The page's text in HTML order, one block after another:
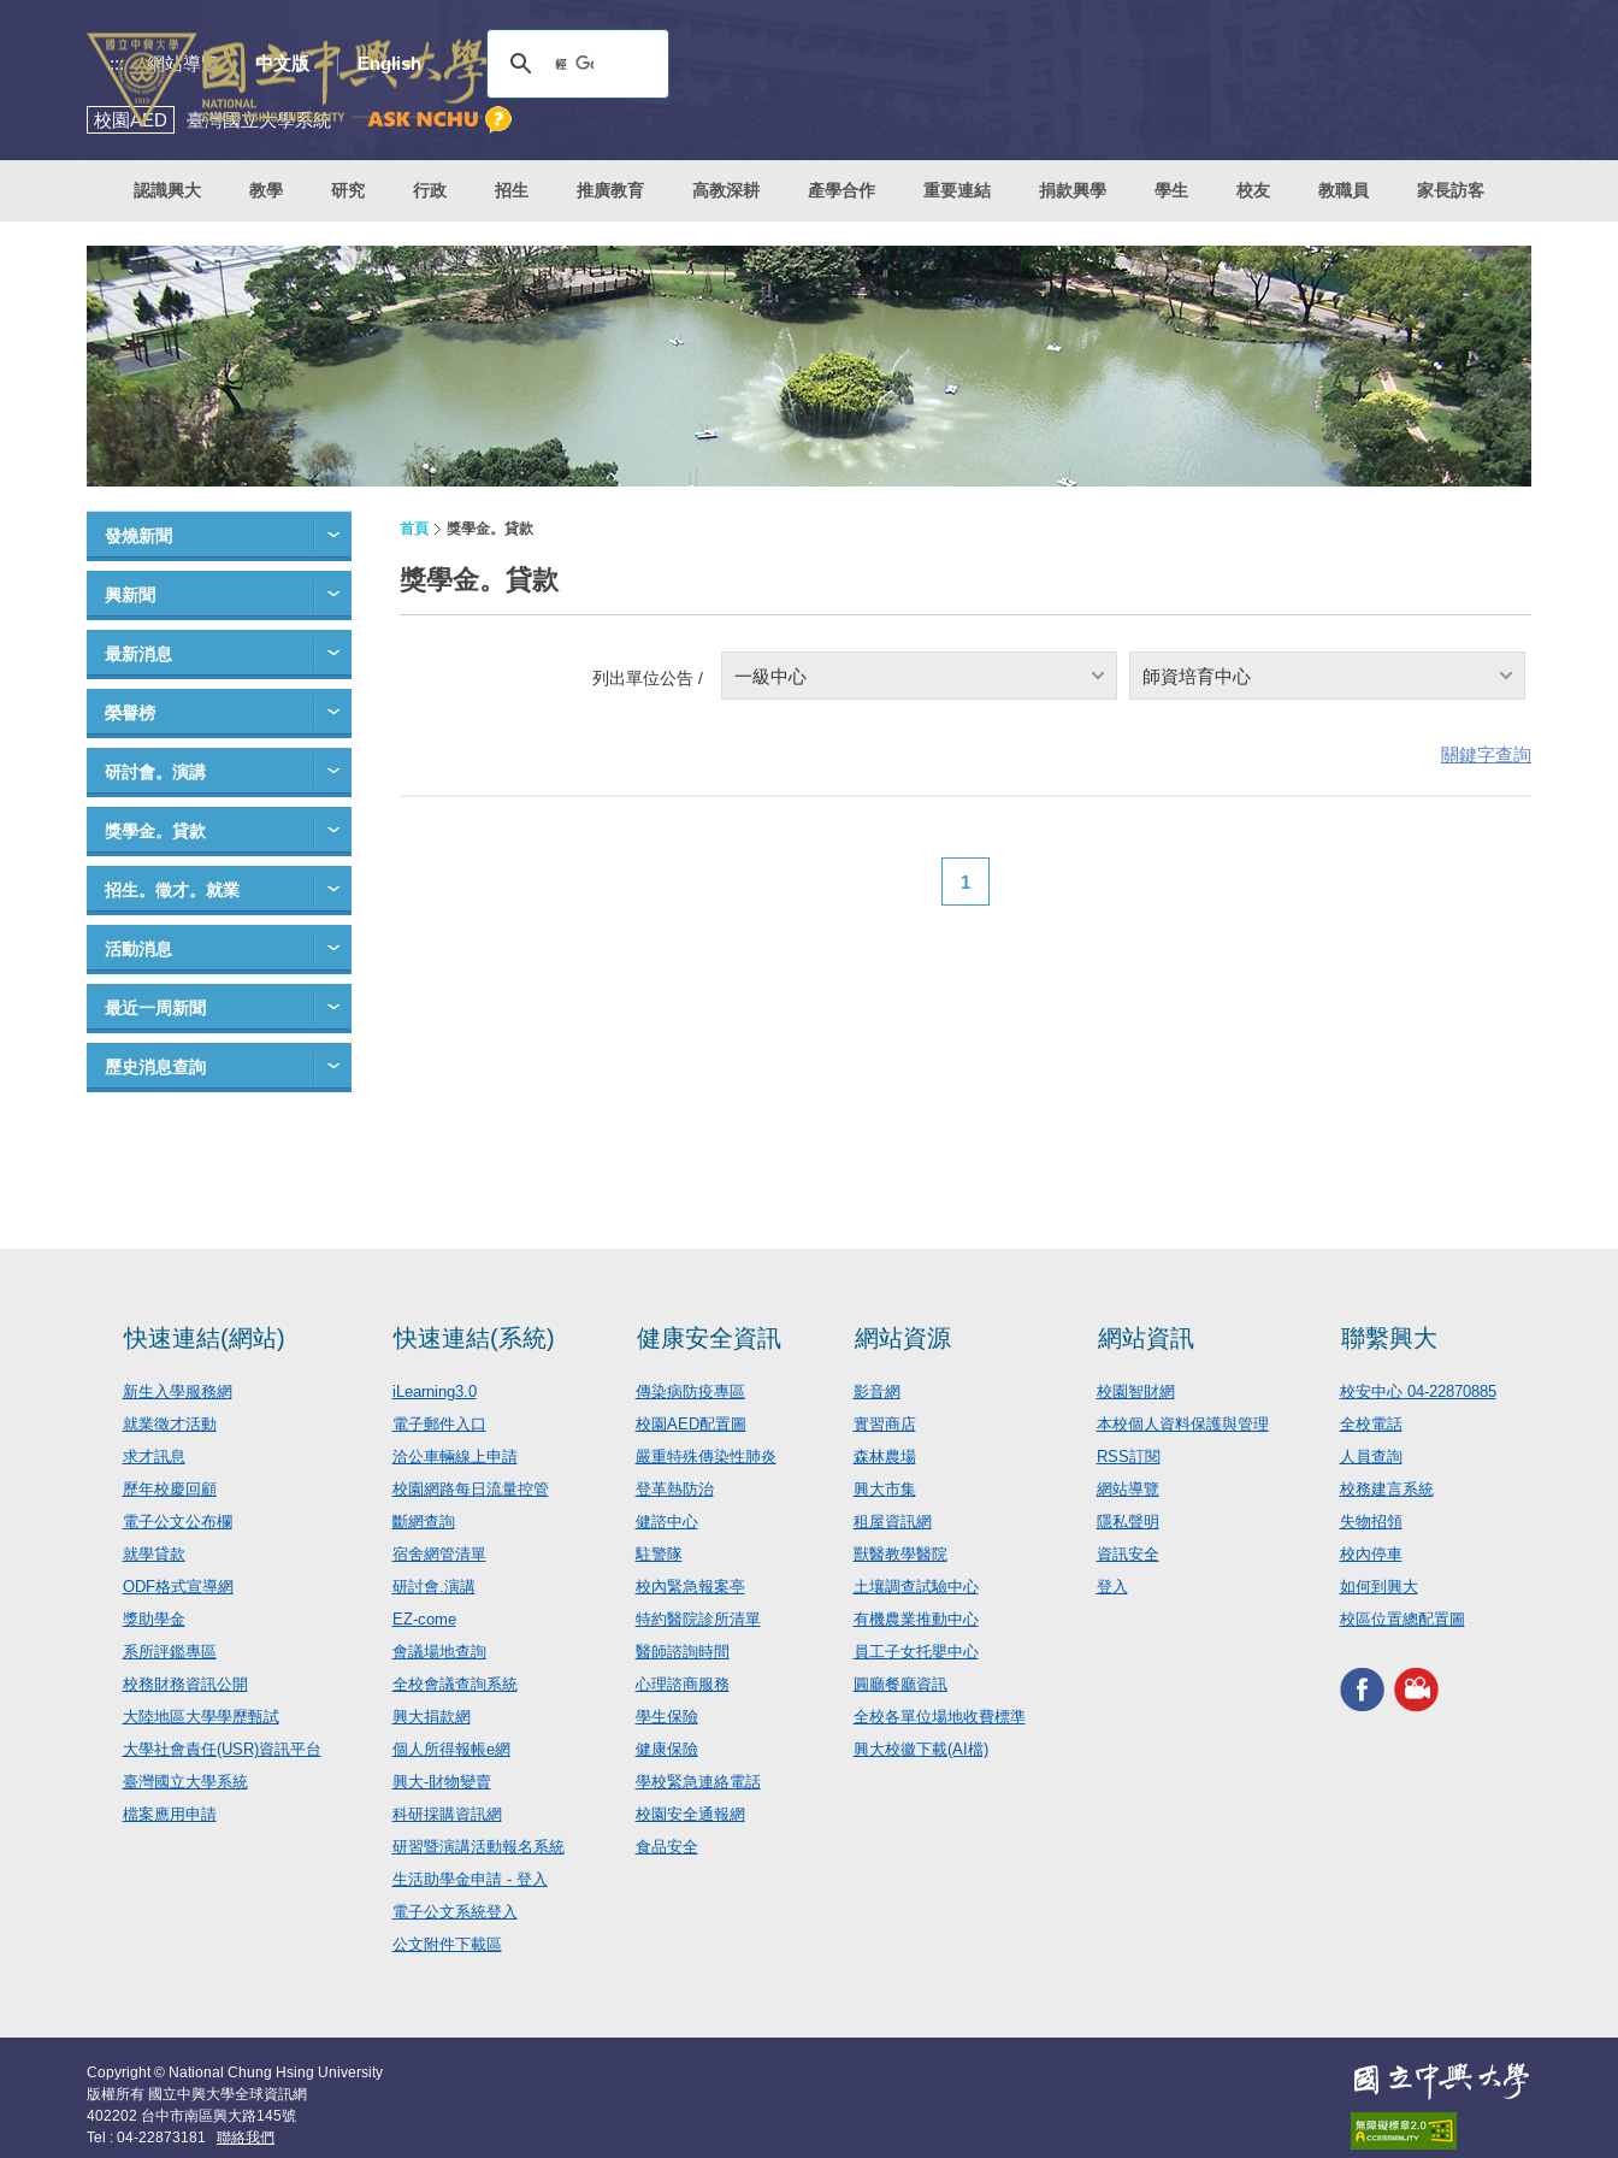
::: 網站導覽 中文版 English
校園AED 臺灣國立大學系統
認識興大 教學 研究 行政 招生 推廣教育 高教深耕 產學合作 重要連結 捐款興學 學生 校友 教職員 家長訪客
發燒新聞
興新聞
最新消息
榮譽榜
研討會。演講
獎學金。貸款
招生。徵才。就業
活動消息
最近一周新聞
歷史消息查詢
首頁 獎學金。貸款
獎學金。貸款
列出單位公告 / 一級中心 師資培育中心
關鍵字查詢
1
快速連結(網站)
新生入學服務網
就業徵才活動
求才訊息
歷年校慶回顧
電子公文公布欄
就學貸款
ODF格式宣導網
獎助學金
系所評鑑專區
校務財務資訊公開
大陸地區大學學歷甄試
大學社會責任(USR)資訊平台
臺灣國立大學系統
檔案應用申請
快速連結(系統)
iLearning3.0
電子郵件入口
洽公車輛線上申請
校園網路每日流量控管
斷網查詢
宿舍網管清單
研討會.演講
EZ-come
會議場地查詢
全校會議查詢系統
興大捐款網
個人所得報帳e網
興大-財物變賣
科研採購資訊網
研習暨演講活動報名系統
生活助學金申請 - 登入
電子公文系統登入
公文附件下載區
健康安全資訊
傳染病防疫專區
校園AED配置圖
嚴重特殊傳染性肺炎
登革熱防治
健諮中心
駐警隊
校內緊急報案亭
特約醫院診所清單
醫師諮詢時間
心理諮商服務
學生保險
健康保險
學校緊急連絡電話
校園安全通報網
食品安全
網站資源
影音網
實習商店
森林農場
興大市集
租屋資訊網
獸醫教學醫院
土壤調查試驗中心
有機農業推動中心
員工子女托嬰中心
圓廳餐廳資訊
全校各單位場地收費標準
興大校徽下載(AI檔)
網站資訊
校園智財網
本校個人資料保護與管理
RSS訂閱
網站導覽
隱私聲明
資訊安全
登入
聯繫興大
校安中心 04-22870885
全校電話
人員查詢
校務建言系統
失物招領
校內停車
如何到興大
校區位置總配置圖
Copyright © National Chung Hsing University
版權所有 國立中興大學全球資訊網
402202 台中市南區興大路145號
Tel : 04-22873181 聯絡我們